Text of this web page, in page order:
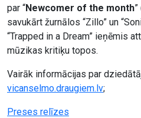
par “Newcomer of the month
savukārt žurnālos “Zillo” un
“Trapped in a Dream” ieņēmis
mūzikas kritiķu topos.
Vairāk informācijas par
vicanselmo.draugiem.lv;
Preses relīzes